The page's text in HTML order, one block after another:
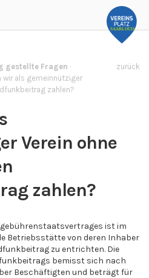
gestellte Fragen ·
wir als gemeinnütziger
zahlen?
zurück
Verein ohne
zahlen?
ist im
Betriebsstätte von deren Inhaber
zu entrichten. Die
bemisst sich nach
Beschäftigten und beträgt für